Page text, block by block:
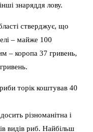
знаряддя лову.
стверджує, що
– майже 100
– коропа 37 гривень,
торік коштував 40
різноманітна і
видів риб. Найбільш